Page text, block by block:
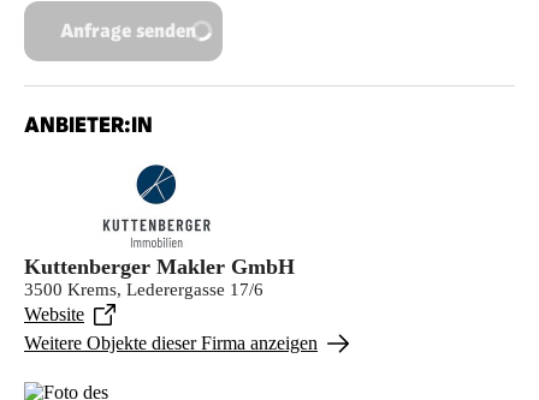
Anfrage senden
ANBIETER:IN
Kuttenberger Makler GmbH
3500 Krems, Lederergasse 17/6
Website
Weitere Objekte dieser Firma anzeigen